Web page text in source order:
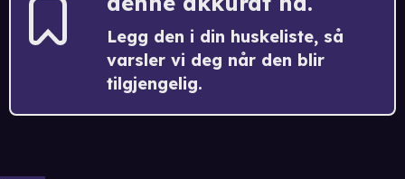
Legg den i din huskeliste, så
varsler vi deg når den blir
tilgjengelig.